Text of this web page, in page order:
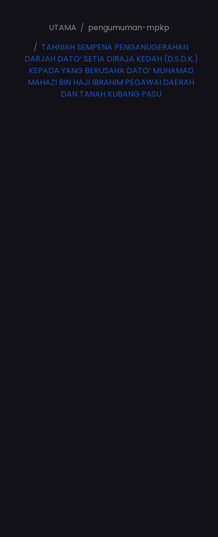
UTAMA
pengumuman-mpkp
TAHNIAH SEMPENA PENGANUGERAHAN
DARJAH DATO’ SETIA DIRAJA KEDAH (D.S.D.K.)
KEPADA YANG BERUSAHA DATO’ MUHAMAD
MAHAZI BIN HAJI IBRAHIM PEGAWAI DAERAH
DAN TANAH KUBANG PASU